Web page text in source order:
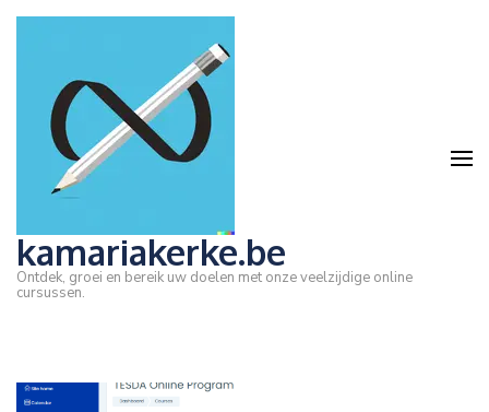
Ga
Enter)
kamariakerke.be
Ontdek, groei en bereik uw doelen met onze veelzijdige online
cursussen.